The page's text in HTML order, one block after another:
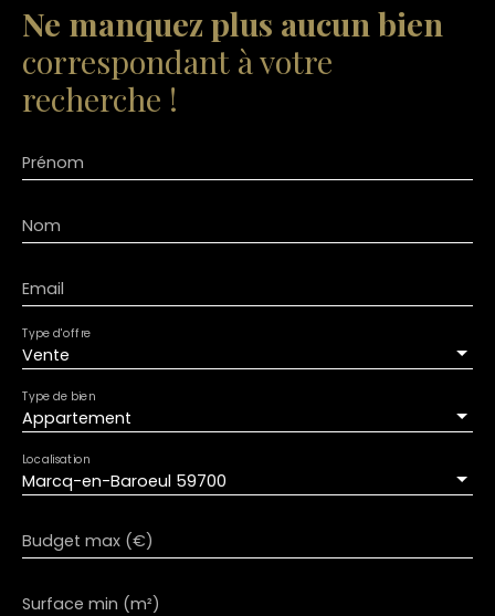
Ne manquez plus aucun bien
correspondant à votre
recherche !
Prénom
Nom
Email
Vente
Type d'offre
Appartement
Type de bien
Marcq-en-Baroeul 59700
Localisation
Budget max (€)
Surface min (m²)